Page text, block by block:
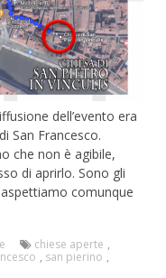
dell’evento era
San Francesco.
che non è agibile,
di aprirlo. Sono gli
comunque
chiese aperte ,
, san pierino ,